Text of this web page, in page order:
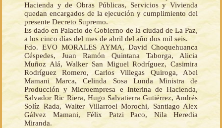
Hacienda y de Obras Públicas, Servicios y Vivienda
quedan encargados de la ejecución y cumplimiento del
presente Decreto Supremo.
Es dado en Palacio de Gobierno de la ciudad de La Paz,
a los cinco días del mes de abril del año dos mil seis.
Fdo. EVO MORALES AYMA, David Choquehuanca
Céspedes, Juan Ramón Quintana Taborga, Alicia
Muñoz Alá, Walker San Miguel Rodríguez, Casimira
Rodríguez Romero, Carlos Villegas Quiroga, Abel
Mamani Marca, Celinda Sosa Lunda Ministra de
Producción y Microempresa e Interina de Hacienda,
Salvador Ric Riera, Hugo Salvatierra Gutiérrez, Andrés
Solíz Rada, Walter Villarroel Morochi, Santiago Alex
Gálvez Mamani, Félix Patzi Paco, Nila Heredia
Miranda.